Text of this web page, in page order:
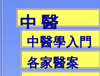
中 醫
中醫學入門
各家醫案